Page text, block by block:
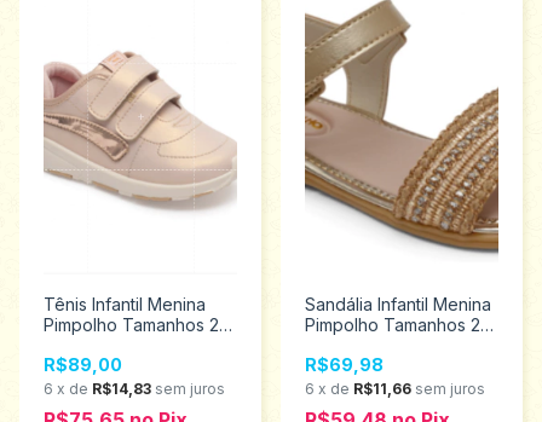
Tênis Infantil Menina
Pimpolho Tamanhos 22
R$89,00
6 x de R$14,83 sem juros
Sandália Infantil Menina
Pimpolho Tamanhos 22
R$69,98
6 x de R$11,66 sem juros